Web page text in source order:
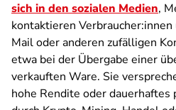
sich in den sozialen Medien,
kontaktieren
Mail oder anderen zufälligen
etwa bei der Übergabe einer
verkauften Ware. Sie
hohe Rendite oder dauerhaftes